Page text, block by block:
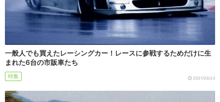
一般人でも買えたレーシングカー！レースに参戦するためだけに生
まれた6台の市販車たち
特集 2021/03/23